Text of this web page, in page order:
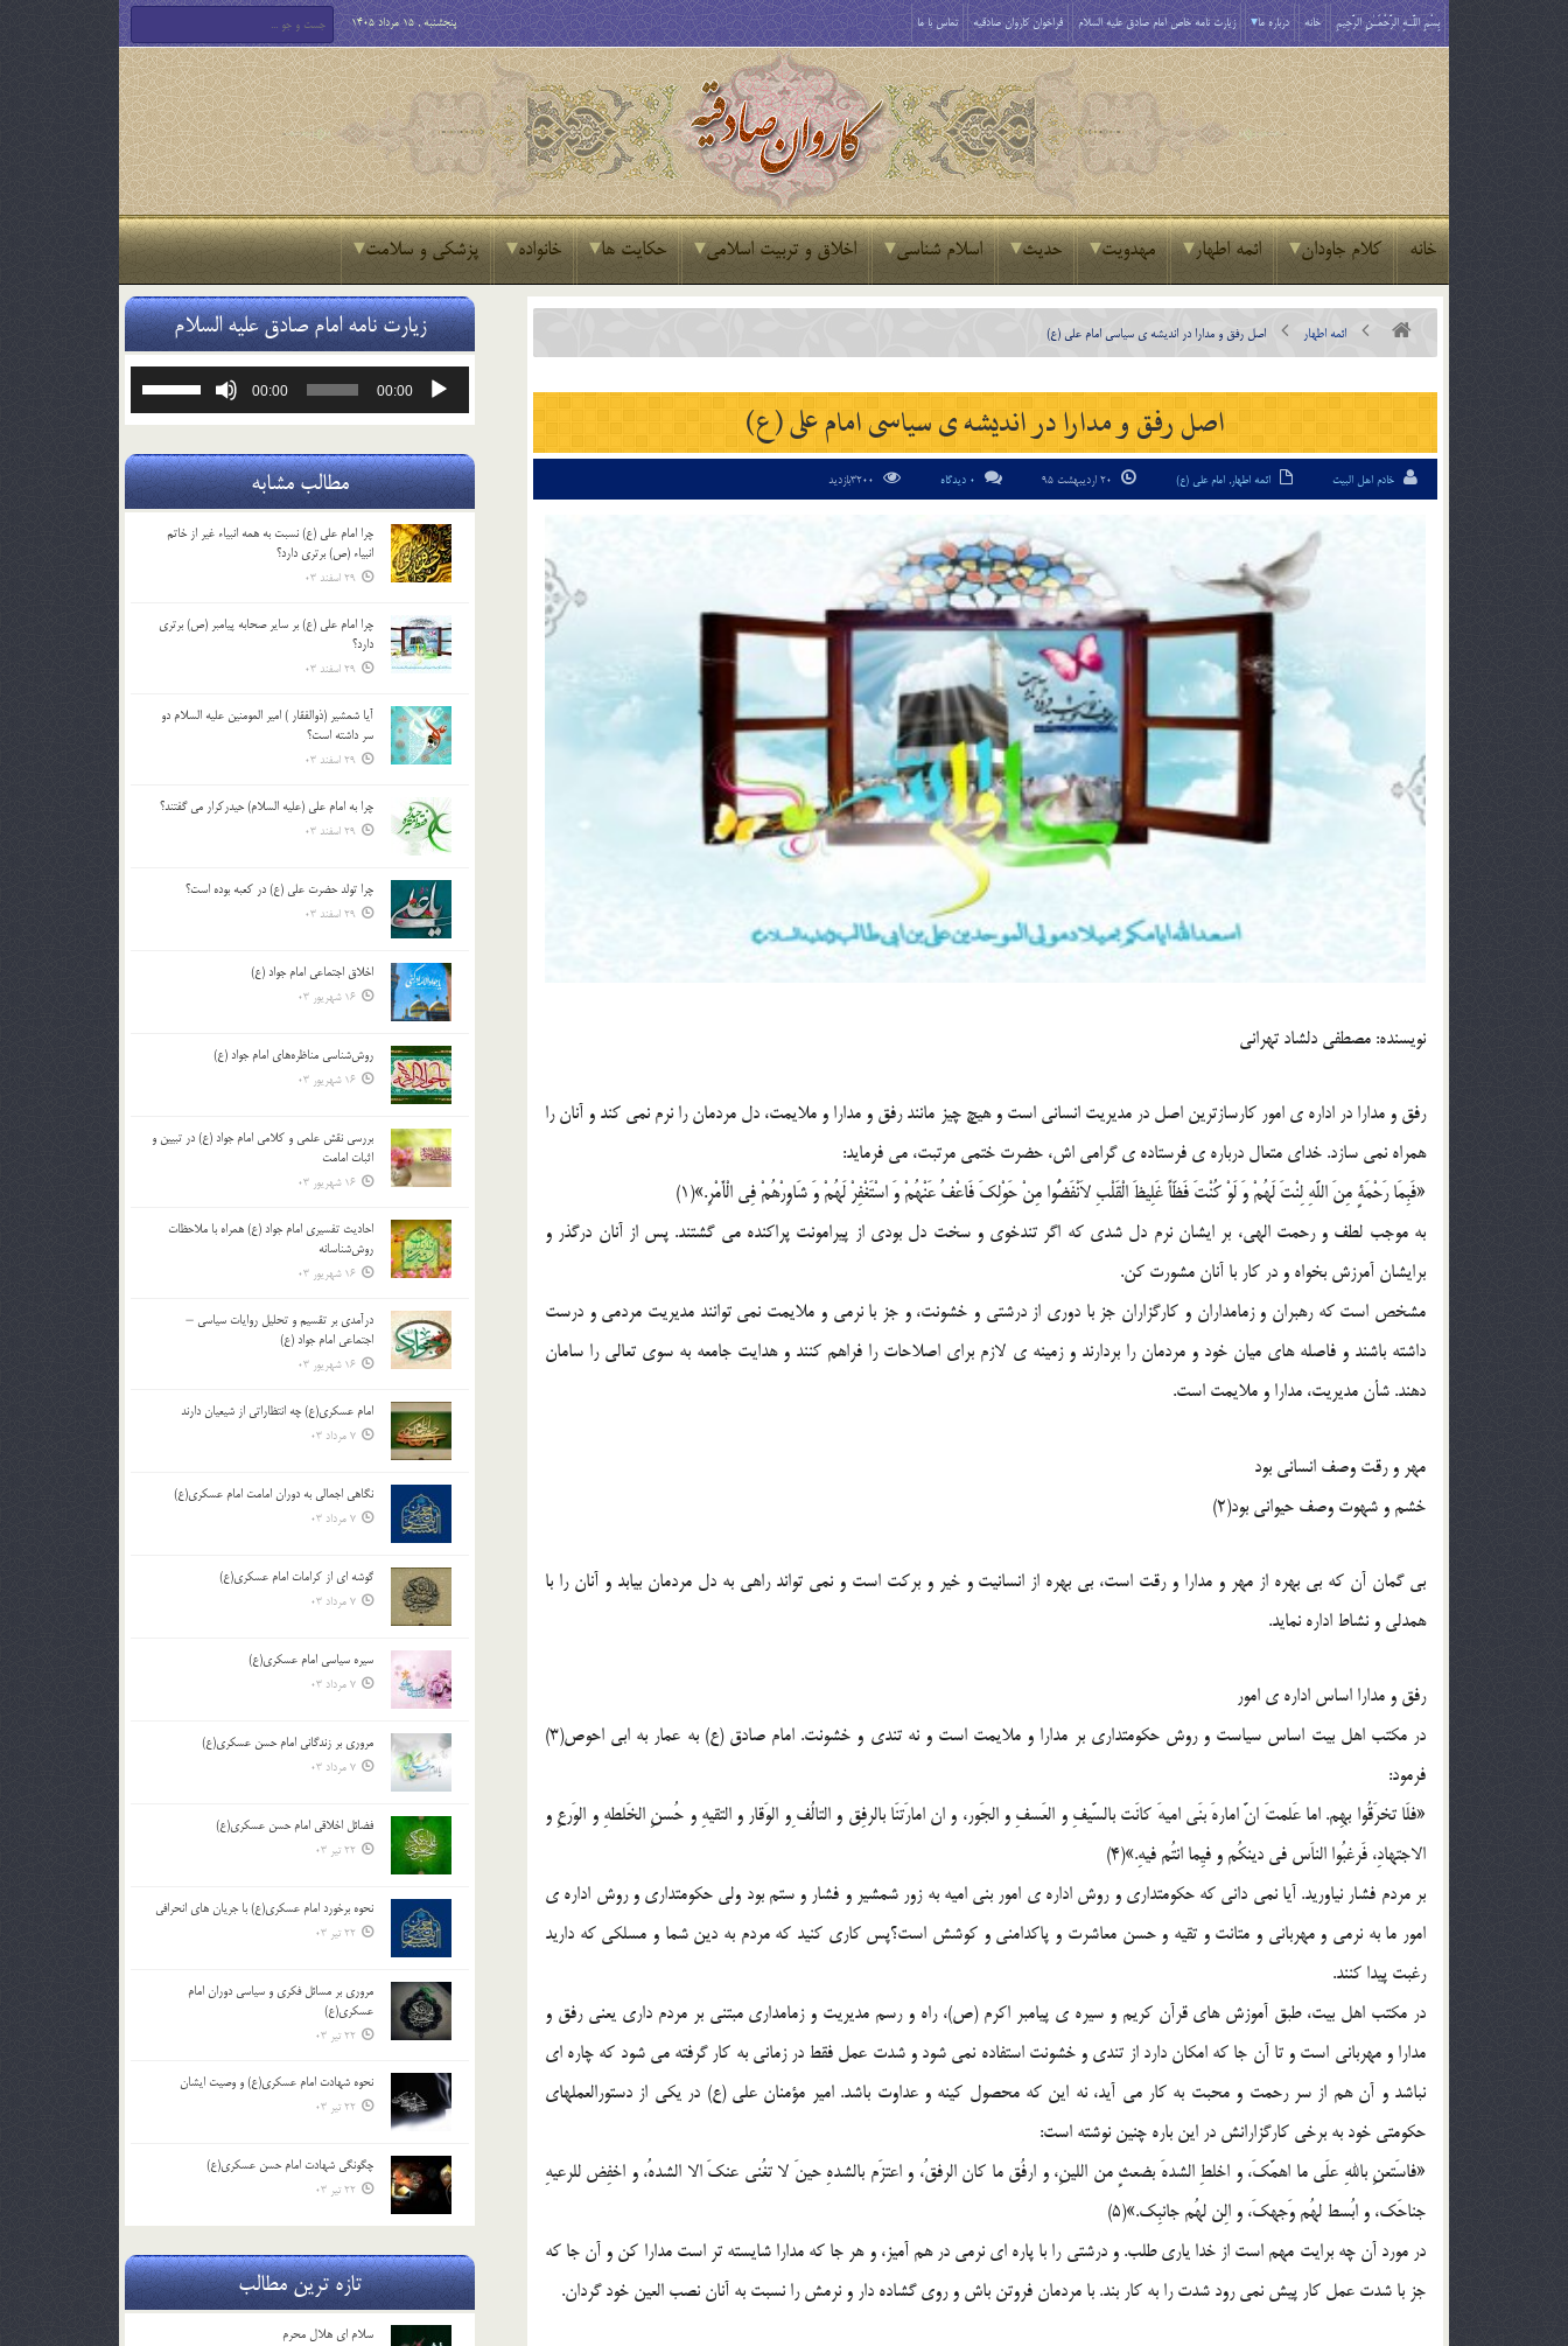
بِسْمِ اللَّـهِ الرَّحْمَـٰنِ الرَّحِيمِ خانه درباره ما زیارت نامه خاص امام صادق علیه السلام فراخوان کاروان صادقیه تماس با ما پنجشنبه , 15 مرداد 1405
خانه کلام جاودان ائمه اطهار مهدویت حدیث اسلام شناسی اخلاق و تربیت اسلامی حکایت ها خانواده پزشکی و سلامت
ائمه اطهار اصل رفق و مدارا در اندیشه ی سیاسی امام علی (ع)
اصل رفق و مدارا در اندیشه ی سیاسی امام علی (ع)
خادم اهل البیت ائمه اطهار, امام علی (ع) 0 دیدگاه
نویسنده: مصطفی دلشاد تهرانی
رفق و مدارا در اداره ی امور کارسازترین اصل در مدیریت انسانی است و هیچ چیز مانند رفق و مدارا و ملایمت، دل مردمان را نرم نمی کند و آنان را
همراه نمی سازد. خدای متعال درباره ی فرستاده ی گرامی اش، حضرت ختمی مرتبت، می فرماید:
«فَبِمَا رَحْمَةٍ مِنَ اللَّهِ لِنْتَ لَهُمْ وَ لَوْ کُنْتَ فَظّاً غَلِیظَ الْقَلْبِ لاَنْفَضُّوا مِنْ حَوْلِکَ فَاعْفُ عَنْهُمْ وَ اسْتَغْفِرْ لَهُمْ وَ شَاوِرْهُمْ فِی الْأَمْرِ.»(1)
به موجب لطف و رحمت الهی، بر ایشان نرم دل شدی که اگر تندخوی و سخت دل بودی از پیرامونت پراکنده می گشتند. پس از آنان درگذر و
برایشان آمرزش بخواه و در کار با آنان مشورت کن.
مشخص است که رهبران و زمامداران و کارگزاران جز با دوری از درشتی و خشونت، و جز با نرمی و ملایمت نمی توانند مدیریت مردمی و درست
داشته باشند و فاصله های میان خود و مردمان را بردارند و زمینه ی لازم برای اصلاحات را فراهم کنند و هدایت جامعه به سوی تعالی را سامان
دهند. شأن مدیریت، مدارا و ملایمت است.
مهر و رقت وصف انسانی بود
خشم و شهوت وصف حیوانی بود(2)
بی گمان آن که بی بهره از مهر و مدارا و رقت است، بی بهره از انسانیت و خیر و برکت است و نمی تواند راهی به دل مردمان بیابد و آنان را با
همدلی و نشاط اداره نماید.
رفق و مدارا اساس اداره ی امور
در مکتب اهل بیت اساس سیاست و روش حکومتداری بر مدارا و ملایمت است و نه تندی و خشونت. امام صادق (ع) به عمار به ابی احوص(3)
فرمود:
«فلَا تخرَقُوا بهِم. اما عَلمتَ انَّ امارهَ بنَی امیهَ کانَت بالسَّیفِ و العَسفِ و الجَور، و ان امارَتنَا بالرفِق و التالُف ِو الوَقار و التقیهِ و حُسنِ الخَلطهِ و الوَرعِ و
الاجتهادِ، فَرغبُوا الناَس فی دینکُم و فیِما انتُم فیهِ.»(4)
بر مردم فشار نیاورید. آیا نمی دانی که حکومتداری و روش اداره ی امور بنی امیه به زور شمشیر و فشار و ستم بود ولی حکومتداری و روش اداره ی
امور ما به نرمی و مهربانی و متانت و تقیه و حسن معاشرت و پاکدامنی و کوشش است؟پس کاری کنید که مردم به دین شما و مسلکی که دارید
رغبت پیدا کنند.
در مکتب اهل بیت، طبق آموزش های قرآن کریم و سیره ی پیامبر اکرم (ص)، راه و رسم مدیریت و زمامداری مبتنی بر مردم داری یعنی رفق و
مدارا و مهربانی است و تا آن جا که امکان دارد از تندی و خشونت استفاده نمی شود و شدت عمل فقط در زمانی به کار گرفته می شود که چاره ای
نباشد و آن هم از سر رحمت و محبت به کار می آید، نه این که محصول کینه و عداوت باشد. امیر مؤمنان علی (ع) در یکی از دستورالعملهای
حکومتی خود به برخی کارگزارانش در این باره چنین نوشته است:
«فاسَتعنِ باللهِ علَی ما اهمَّکَ، و اخلطِ الشدهَ بضعثٍ من اللینِ، و ارفُق ما کان الرفقُ، و اعتزَم بالشدهِ حینَ لا تغُنی عنکَ الا الشدهُ، و اخفِض للرعیهِ
جناحَک، و ابُسط لهُم وَجهکَ، و الِن لهُم جانبِک.»(5)
در مورد آن چه برایت مهم است از خدا یاری طلب. و درشتی را با پاره ای نرمی در هم آمیز، و هر جا که مدارا شایسته تر است مدارا کن و آن جا که
جز با شدت عمل کار پیش نمی رود شدت را به کار بند. با مردمان فروتن باش و روی گشاده دار و نرمش را نسبت به آنان نصب العین خود گردان.
زیارت نامه امام صادق علیه السلام
پخش‌کننده
00:00
00:00
یا
صدا
کلیدهای
مطالب مشابه
چرا امام علی (ع) نسبت به همه انبیاء غیر از خاتم
انبیاء (ص) برتری دارد؟
29 اسفند 03
چرا امام علی (ع) بر سایر صحابه پیامبر (ص) برتری
دارد؟
29 اسفند 03
آیا شمشیر (ذوالفقار ) امیر المومنین علیه السلام دو
سر داشته است؟
29 اسفند 03
چرا به امام علی (علیه السلام) حیدرکرار می گفتند؟
29 اسفند 03
چرا تولد حضرت علی (ع) در کعبه بوده است؟
29 اسفند 03
اخلاق اجتماعی امام جواد (ع)
16 شهریور 03
روش‌شناسی مناظره‌های امام جواد (ع)
16 شهریور 03
بررسی نقش علمی و کلامی امام جواد (ع) در تبیین و
اثبات امامت
16 شهریور 03
احادیث تفسیری امام جواد (ع) همراه با ملاحظات
روش‌شناسانه
16 شهریور 03
درآمدی بر تقسیم و تحلیل روایات سیاسی –
اجتماعی امام جواد (ع)
16 شهریور 03
امام عسکری(ع) چه انتظاراتی از شیعیان دارند
7 مرداد 03
نگاهی اجمالی به دوران امامت امام عسکری(ع)
7 مرداد 03
گوشه ای از کرامات امام عسکری(ع)
7 مرداد 03
سیره سیاسی امام عسکری(ع)
7 مرداد 03
مروری بر زندگانی امام حسن عسکری(ع)
7 مرداد 03
فضائل اخلاقی امام حسن عسکری(ع)
22 تیر 03
نحوه برخورد امام عسکری(ع) با جریان های انحرافی
22 تیر 03
مروری بر مسائل فکری و سیاسی دوران امام
عسکری(ع)
22 تیر 03
نحوه شهادت امام عسکری(ع) و وصیت ایشان
22 تیر 03
چگونگی شهادت امام حسن عسکری(ع)
22 تیر 03
تازه ترین مطالب
سلام ای هلال محرم